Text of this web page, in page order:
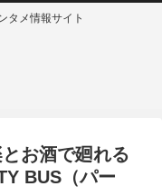
タメ情報サイト
お酒で廻れる
BUS（パー